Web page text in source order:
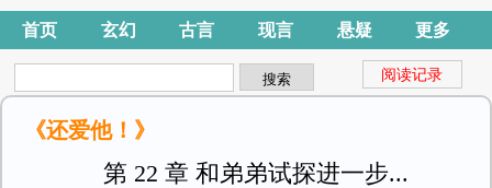
首页 玄幻 古言 现言 悬疑 更多
阅读记录
《还爱他！》
第 22 章 和弟弟试探进一步...